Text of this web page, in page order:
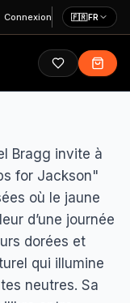
Connexion 🇫🇷FR
Bragg invite à
for Jackson"
où le jaune
d’une journée
dorées et
qui illumine
neutres. Sa